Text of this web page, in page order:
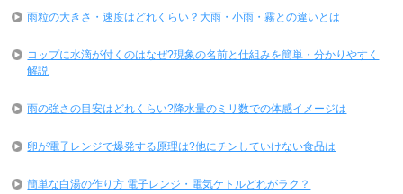
雨粒の大きさ・速度はどれくらい？大雨・小雨・霧との違いとは
コップに水滴が付くのはなぜ?現象の名前と仕組みを簡単・分かりやすく
解説
雨の強さの目安はどれくらい?降水量のミリ数での体感イメージは
卵が電子レンジで爆発する原理は?他にチンしていけない食品は
簡単な白湯の作り方 電子レンジ・電気ケトルどれがラク？